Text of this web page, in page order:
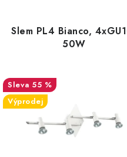
e
n
í
r
o
Slem PL4 Bianco,
50W
55 %
Výprodej